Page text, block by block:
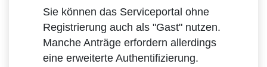
Sie können das Serviceportal ohne
Registrierung auch als "Gast" nutzen.
Manche Anträge erfordern allerdings
eine erweiterte Authentifizierung.